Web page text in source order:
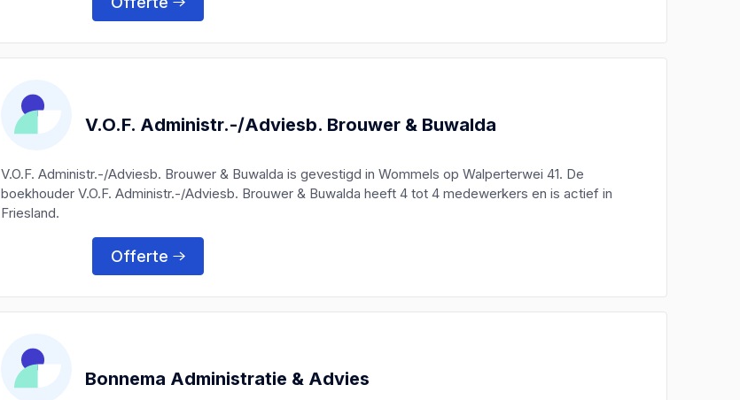
V.O.F. Administr.-/Adviesb. Brouwer & Buwalda
V.O.F. Administr.-/Adviesb. Brouwer & Buwalda is gevestigd in Wommels op Walperterwei 41. De
boekhouder V.O.F. Administr.-/Adviesb. Brouwer & Buwalda heeft 4 tot 4 medewerkers en is actief in
Friesland.
Offerte
Bonnema Administratie & Advies